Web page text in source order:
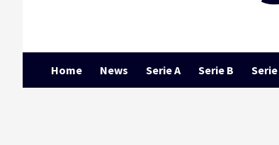
Home News Serie A Serie B Serie